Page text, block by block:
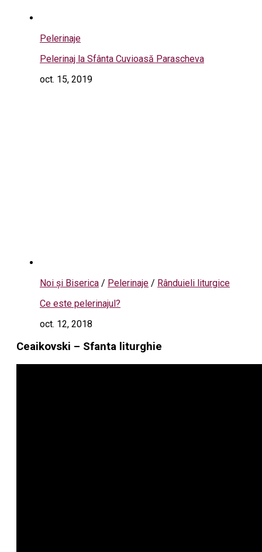
Pelerinaje
Pelerinaj la Sfânta Cuvioasă Parascheva
oct. 15, 2019
Noi și Biserica / Pelerinaje / Rânduieli liturgice
Ce este pelerinajul?
oct. 12, 2018
Ceaikovski – Sfanta liturghie